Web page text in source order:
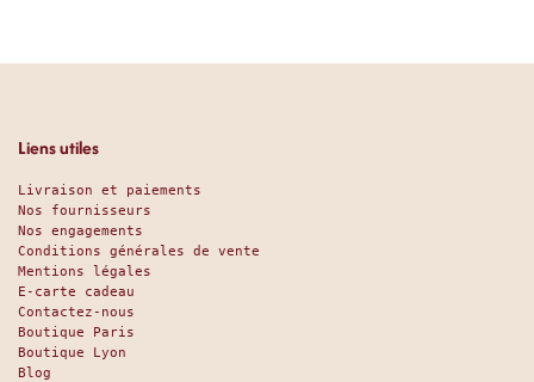
Liens utiles
Livraison et paiements
Nos fournisseurs
Nos engagements
Conditions générales de vente
Mentions légales
E-carte cadeau
Contactez-nous
Boutique Paris
Boutique Lyon
Blog